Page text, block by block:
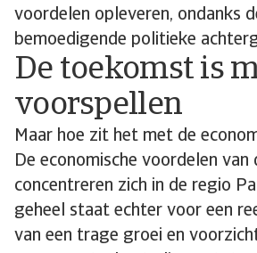
voordelen opleveren, ondanks
bemoedigende politieke
De toekomst is
voorspellen
Maar hoe zit het met de
De economische voordelen van
concentreren zich in de regio
geheel staat echter voor een
van een trage groei en